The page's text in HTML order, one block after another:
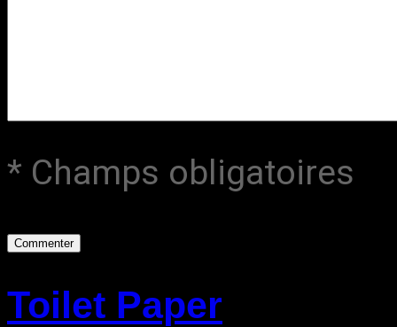
* Champs obligatoires
Toilet Paper